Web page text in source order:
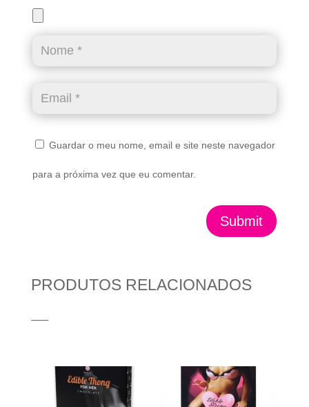
Guardar o meu nome, email e site neste navegador
para a próxima vez que eu comentar.
Submit
PRODUTOS RELACIONADOS